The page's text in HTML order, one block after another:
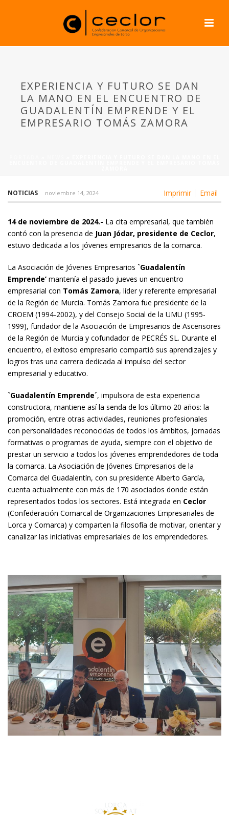
EXPERIENCIA Y FUTURO SE DAN
LA MANO EN EL ENCUENTRO DE
GUADALENTÍN EMPRENDE Y EL
EMPRESARIO TOMÁS ZAMORA
Imprimir Email
NOTICIAS noviembre 14, 2024
14 de noviembre de 2024.- La cita empresarial, que también
contó con la presencia de Juan Jódar, presidente de Ceclor,
estuvo dedicada a los jóvenes empresarios de la comarca.
La Asociación de Jóvenes Empresarios `Guadalentín
Emprende’ mantenía el pasado jueves un encuentro
empresarial con Tomás Zamora, líder y referente empresarial
de la Región de Murcia. Tomás Zamora fue presidente de la
CROEM (1994-2002), y del Consejo Social de la UMU (1995-
1999), fundador de la Asociación de Empresarios de Ascensores
de la Región de Murcia y cofundador de PECRÉS SL. Durante el
encuentro, el exitoso empresario compartió sus aprendizajes y
logros tras una carrera dedicada al impulso del sector
empresarial y educativo.
`Guadalentín Emprende´, impulsora de esta experiencia
constructora, mantiene así la senda de los último 20 años: la
promoción, entre otras actividades, reuniones profesionales
con personalidades reconocidas de todos los ámbitos, jornadas
formativas o programas de ayuda, siempre con el objetivo de
prestar un servicio a todos los jóvenes emprendedores de toda
la comarca. La Asociación de Jóvenes Empresarios de la
Comarca del Guadalentín, con su presidente Alberto García,
cuenta actualmente con más de 170 asociados donde están
representados todos los sectores. Está integrada en Ceclor
(Confederación Comarcal de Organizaciones Empresariales de
Lorca y Comarca) y comparten la filosofía de motivar, orientar y
canalizar las iniciativas empresariales de los emprendedores.